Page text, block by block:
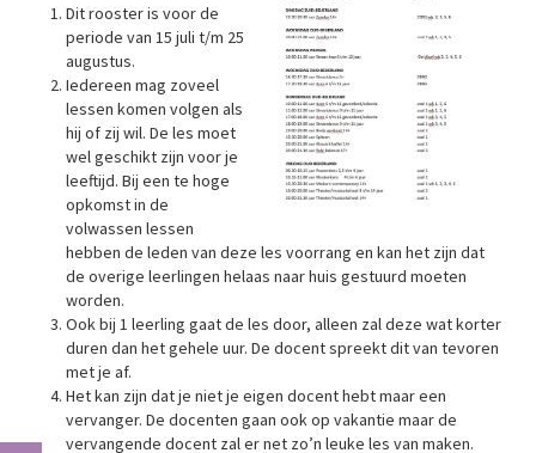
Dit rooster is voor de
periode van 15 juli t/m 25
augustus.
Iedereen mag zoveel
lessen komen volgen als
hij of zij wil. De les moet
wel geschikt zijn voor je
leeftijd. Bij een te hoge
opkomst in de
volwassen lessen
hebben de leden van deze les voorrang en kan het zijn dat
de overige leerlingen helaas naar huis gestuurd moeten
worden.
Ook bij 1 leerling gaat de les door, alleen zal deze wat korter
duren dan het gehele uur. De docent spreekt dit van tevoren
met je af.
Het kan zijn dat je niet je eigen docent hebt maar een
vervanger. De docenten gaan ook op vakantie maar de
vervangende docent zal er net zo’n leuke les van maken.